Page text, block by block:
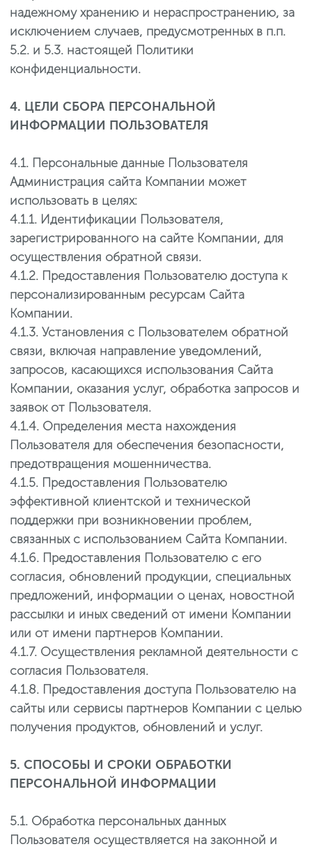
надежному хранению и нераспространению, за
исключением случаев, предусмотренных в п.п.
5.2. и 5.3. настоящей Политики
конфиденциальности.
4. ЦЕЛИ СБОРА ПЕРСОНАЛЬНОЙ
ИНФОРМАЦИИ ПОЛЬЗОВАТЕЛЯ
4.1. Персональные данные Пользователя
Администрация сайта Компании может
использовать в целях:
4.1.1. Идентификации Пользователя,
зарегистрированного на сайте Компании, для
осуществления обратной связи.
4.1.2. Предоставления Пользователю доступа к
персонализированным ресурсам Сайта
Компании.
4.1.3. Установления с Пользователем обратной
связи, включая направление уведомлений,
запросов, касающихся использования Сайта
Компании, оказания услуг, обработка запросов и
заявок от Пользователя.
4.1.4. Определения места нахождения
Пользователя для обеспечения безопасности,
предотвращения мошенничества.
4.1.5. Предоставления Пользователю
эффективной клиентской и технической
поддержки при возникновении проблем,
связанных с использованием Сайта Компании.
4.1.6. Предоставления Пользователю с его
согласия, обновлений продукции, специальных
предложений, информации о ценах, новостной
рассылки и иных сведений от имени Компании
или от имени партнеров Компании.
4.1.7. Осуществления рекламной деятельности с
согласия Пользователя.
4.1.8. Предоставления доступа Пользователю на
сайты или сервисы партнеров Компании с целью
получения продуктов, обновлений и услуг.
5. СПОСОБЫ И СРОКИ ОБРАБОТКИ
ПЕРСОНАЛЬНОЙ ИНФОРМАЦИИ
5.1. Обработка персональных данных
Пользователя осуществляется на законной и